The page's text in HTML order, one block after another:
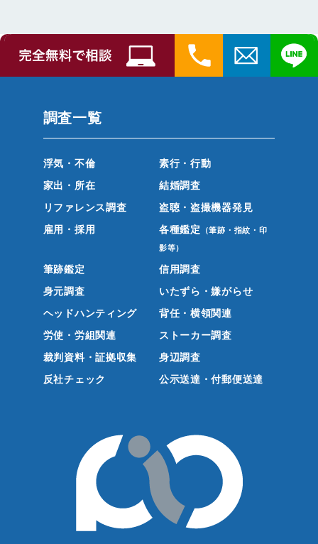
調査一覧
浮気・不倫
素行・行動
家出・所在
結婚調査
リファレンス調査
盗聴・盗撮機器発見
雇用・採用
各種鑑定 （筆跡・指紋・印
影等）
筆跡鑑定
信用調査
身元調査
いたずら・嫌がらせ
ヘッドハンティング
背任・横領関連
労使・労組関連
ストーカー調査
裁判資料・証拠収集
身辺調査
反社チェック
公示送達・付郵便送達